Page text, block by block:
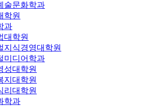
술문화학과
학원
과
대학원
지식경영대학원
미디어학과
성대학원
지대학원
리대학원
학과